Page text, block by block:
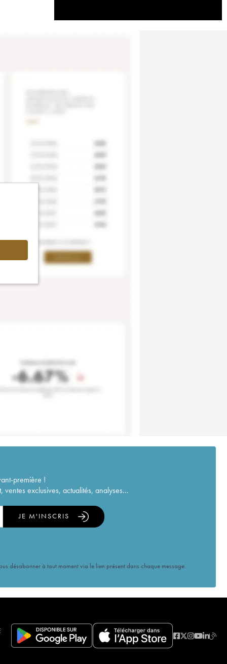
première !
exclusives, actualités, analyses...
JE M'INSCRIS
désabonner à tout moment via le lien présent dans chaque message.